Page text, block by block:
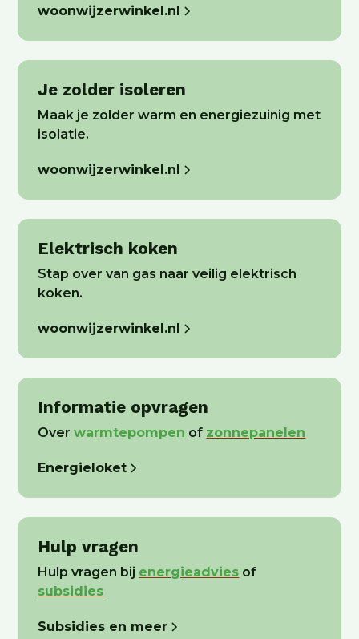
woonwijzerwinkel.nl
Je zolder isoleren
Maak je zolder warm en energiezuinig met
isolatie.
woonwijzerwinkel.nl
Elektrisch koken
Stap over van gas naar veilig elektrisch
koken.
woonwijzerwinkel.nl
Informatie opvragen
Overwarmtepompen of zonnepanelen
Energieloket
Hulp vragen
Hulp vragen bij energieadvies of
subsidies
Subsidies en meer